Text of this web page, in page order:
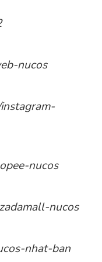
nucos
nucos
nucos
nhat-ban